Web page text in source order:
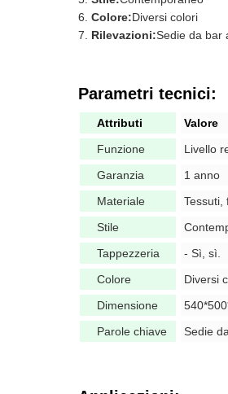
Colore:Diversi colori
Rilevazioni:Sedie da bar
Parametri tecnici:
Attributi
Valore
Funzione
Livello
Garanzia
1 anno
Materiale
Tessuti,
Stile
Tappezzeria
- Sì, sì.
Colore
Diversi
Dimensione
Parole chiave
Sedie